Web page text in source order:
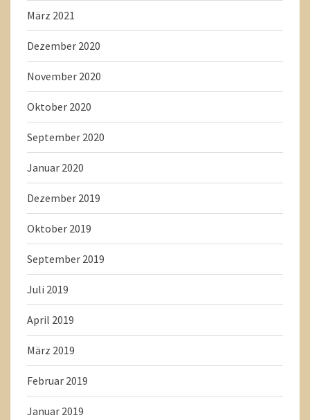
März 2021
Dezember 2020
November 2020
Oktober 2020
September 2020
Januar 2020
Dezember 2019
Oktober 2019
September 2019
Juli 2019
April 2019
März 2019
Februar 2019
Januar 2019